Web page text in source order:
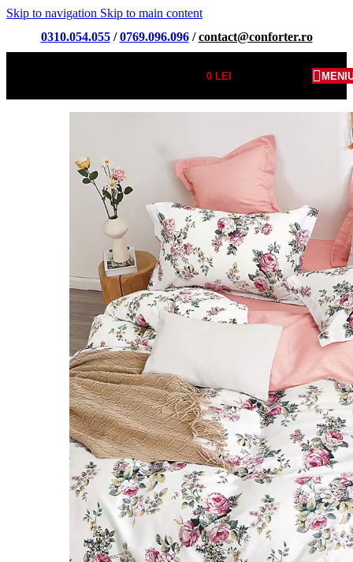
Skip to navigation Skip to main content
0310.054.055/0769.096.096/contact@conforter.ro
0LEI